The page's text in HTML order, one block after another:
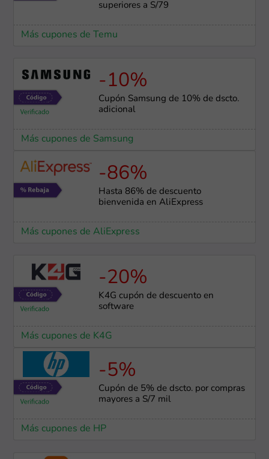
superiores a S/79
Más cupones de Temu
-10%
Cupón Samsung de 10% de dscto.
adicional
Más cupones de Samsung
-86%
Hasta 86% de descuento
bienvenida en AliExpress
Más cupones de AliExpress
-20%
K4G cupón de descuento en
software
Más cupones de K4G
-5%
Cupón de 5% de dscto. por compras
mayores a S/7 mil
Más cupones de HP